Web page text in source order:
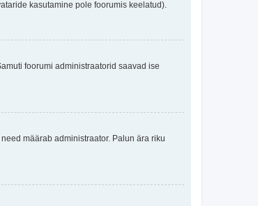
kasutamine pole foorumis keelatud).
foorumi administraatorid saavad ise
määrab administraator. Palun ära riku